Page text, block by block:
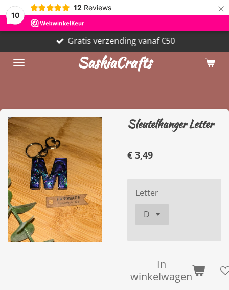
10
12 Reviews ×
SaskiaCrafts
Gratis verzending vanaf €50
Sleutelhanger Letter
€ 3,49
Letter
In
winkelwagen